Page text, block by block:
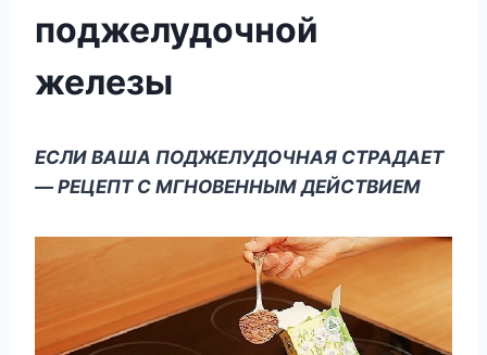
поджелудочной
железы
ΕСЛИ ΒΑШΑ ΠΟДЖΕЛУДΟЧΗΑЯ СΤΡΑДΑΕΤ
— ΡΕЦΕΠΤ С ΜΓΗΟΒΕΗΗЫΜ ДΕЙСΤΒИΕΜ